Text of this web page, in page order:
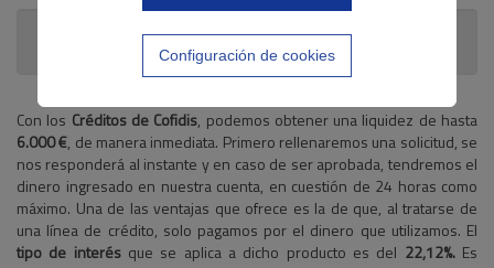
Configuración de cookies
Requisitos
Con los Créditos de Cofidis, podemos obtener una liquidez de hasta
6.000 €, de manera inmediata. Primero rellenaremos una solicitud, se
nos responderá al instante y en caso de ser aprobada, tendremos el
dinero ingresado en nuestra cuenta, en cuestión de 24 horas como
máximo. Una de las ventajas que ofrece es la de que, al tratarse de
una línea de crédito, solo pagamos por el dinero que utilizamos. El
tipo de interésque se aplica a dicho producto es del 22,12%.Es